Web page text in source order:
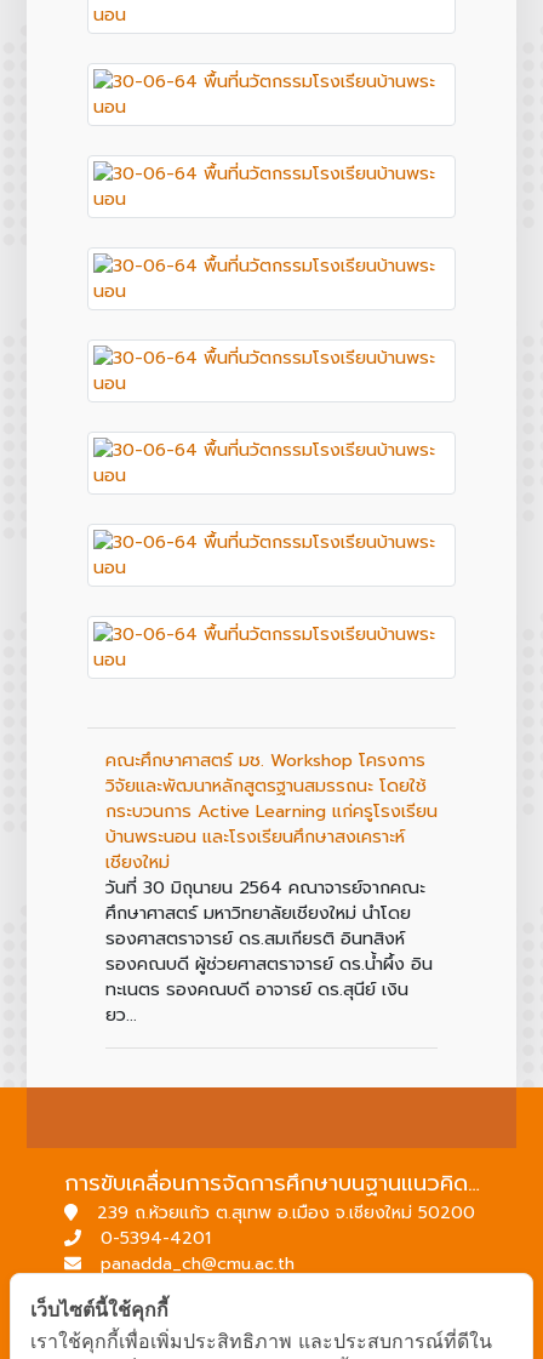
คณะศึกษาศาสตร์ มช. Workshop โครงการ
วิจัยและพัฒนาหลักสูตรฐานสมรรถนะ โดยใช้
กระบวนการ Active Learning แก่ครูโรงเรียน
บ้านพระนอน และโรงเรียนศึกษาสงเคราะห์
เชียงใหม่
วันที่ 30 มิถุนายน 2564 คณาจารย์จากคณะ
ศึกษาศาสตร์ มหาวิทยาลัยเชียงใหม่ นำโดย
รองศาสตราจารย์ ดร.สมเกียรติ อินทสิงห์
รองคณบดี ผู้ช่วยศาสตราจารย์ ดร.น้ำผึ้ง อิน
ทะเนตร รองคณบดี อาจารย์ ดร.สุนีย์ เงิน
ยว...
การขับเคลื่อนการจัดการศึกษาบนฐานแนวคิดพื้นที่นวัตกรรมการศึกษา
239 ถ.ห้วยแก้ว ต.สุเทพ อ.เมือง จ.เชียงใหม่ 50200
0-5394-4201
panadda_ch@cmu.ac.th
→ แผนที่มหาวิทยาลัยเชียงใหม่
→ ระบบหน่วยบริการวิชาการ
เว็บไซต์นี้ใช้คุกกี้
เราใช้คุกกี้เพื่อเพิ่มประสิทธิภาพ และประสบการณ์ที่ดีใน